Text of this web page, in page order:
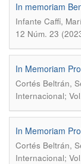
In memoriam
Infante Caffi,
12 Núm. 23
In Memoriam
Cortés Beltrán,
Internacional;
In Memoriam
Cortés Beltrán,
Internacional;